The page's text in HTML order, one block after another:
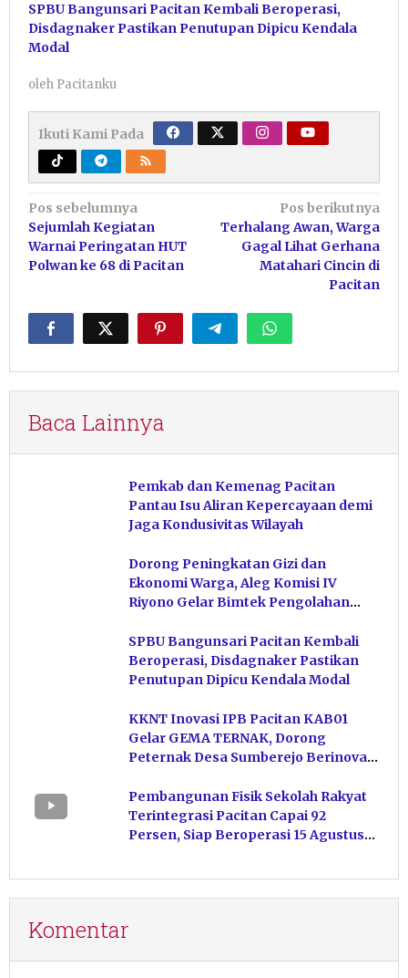
SPBU Bangunsari Pacitan Kembali Beroperasi,
Disdagnaker Pastikan Penutupan Dipicu Kendala
Modal
oleh Pacitanku
Ikuti Kami Pada
Navigasi
pos
Pos sebelumnya
Sejumlah Kegiatan
Warnai Peringatan HUT
Polwan ke 68 di Pacitan
Pos berikutnya
Terhalang Awan, Warga
Gagal Lihat Gerhana
Matahari Cincin di
Pacitan
Baca Lainnya
Pemkab dan Kemenag Pacitan
Pantau Isu Aliran Kepercayaan demi
Jaga Kondusivitas Wilayah
Dorong Peningkatan Gizi dan
Ekonomi Warga, Aleg Komisi IV
Riyono Gelar Bimtek Pengolahan
SPBU Bangunsari Pacitan Kembali
Beroperasi, Disdagnaker Pastikan
Penutupan Dipicu Kendala Modal
KKNT Inovasi IPB Pacitan KAB01
Gelar GEMA TERNAK, Dorong
Peternak Desa Sumberejo Berinovasi
Pembangunan Fisik Sekolah Rakyat
Terintegrasi Pacitan Capai 92
Persen, Siap Beroperasi 15 Agustus
Komentar